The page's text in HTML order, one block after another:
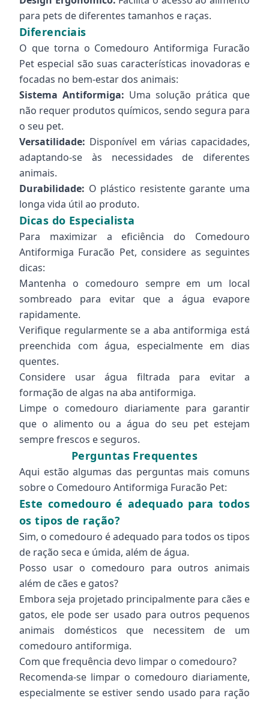
para pets de diferentes tamanhos e raças.
Diferenciais
O que torna o Comedouro Antiformiga Furacão
Pet especial são suas características inovadoras e
focadas no bem-estar dos animais:
Sistema Antiformiga: Uma solução prática que
não requer produtos químicos, sendo segura para
o seu pet.
Versatilidade: Disponível em várias capacidades,
adaptando-se às necessidades de diferentes
animais.
Durabilidade: O plástico resistente garante uma
longa vida útil ao produto.
Dicas do Especialista
Para maximizar a eficiência do Comedouro
Antiformiga Furacão Pet, considere as seguintes
dicas:
Mantenha o comedouro sempre em um local
sombreado para evitar que a água evapore
rapidamente.
Verifique regularmente se a aba antiformiga está
preenchida com água, especialmente em dias
quentes.
Considere usar água filtrada para evitar a
formação de algas na aba antiformiga.
Limpe o comedouro diariamente para garantir
que o alimento ou a água do seu pet estejam
sempre frescos e seguros.
Perguntas Frequentes
Aqui estão algumas das perguntas mais comuns
sobre o Comedouro Antiformiga Furacão Pet:
Este comedouro é adequado para todos
os tipos de ração?
Sim, o comedouro é adequado para todos os tipos
de ração seca e úmida, além de água.
Posso usar o comedouro para outros animais
além de cães e gatos?
Embora seja projetado principalmente para cães e
gatos, ele pode ser usado para outros pequenos
animais domésticos que necessitem de um
comedouro antiformiga.
Com que frequência devo limpar o comedouro?
Recomenda-se limpar o comedouro diariamente,
especialmente se estiver sendo usado para ração